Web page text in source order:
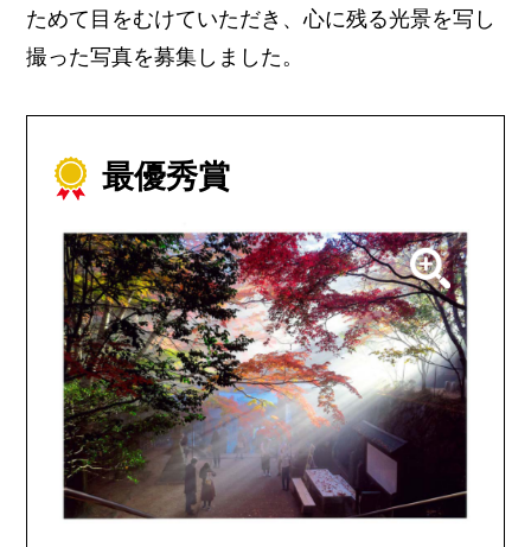
ためて目をむけていただき、心に残る光景を写し
撮った写真を募集しました。
最優秀賞